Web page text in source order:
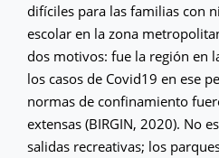
difíciles para las familias con
escolar en la zona
dos motivos: fue la región en
los casos de Covid19 en ese
normas de confinamiento
extensas (BIRGIN, 2020). No
salidas recreativas; los